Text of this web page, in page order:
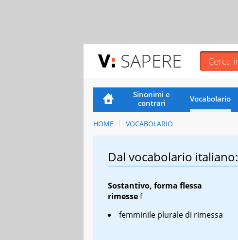
SAPERE
Sinonimi e
contrari
Vocabolario
HOME VOCABOLARIO
Dal vocabolario italiano:
Sostantivo, forma flessa
rimessef
femminile plurale di rimessa